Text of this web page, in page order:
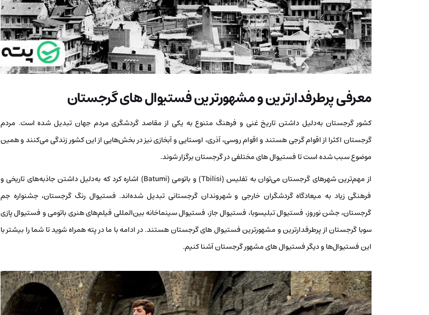
معرفی پرطرفدارترین و مشهورترین فستیوال های گرجستان
کشور گرجستان به‌دلیل داشتن تاریخ غنی و فرهنگ متنوع به یکی از مقاصد گردشگری مردم جهان تبدیل شده است. مردم
گرجستان اکثرا از اقوام گرجی هستند و اقوام روسی، آذری، اوستایی و آبخازی نیز در بخش‌هایی از این کشور زندگی می‌کنند و همین
موضوع سبب شده است تا فستیوال‌ های مختلفی در گرجستان برگزار شوند.
از مهم‌ترین شهرهای گرجستان می‌توان به تفلیس (Tbilisi) و باتومی (Batumi) اشاره کرد که به‌دلیل داشتن جاذبه‌های تاریخی و
فرهنگی زیاد به میعادگاه گردشگران خارجی و شهروندان گرجستانی تبدیل شده‌اند. فستیوال رنگ گرجستان، جشنواره جم
گرجستان، جشن نوروز، فستیوال تبلیسوبا، فستیوال جاز، فستیوال سینماخانه بین‌المللی فیلم‌های هنری باتومی و فستیوال پازی
سوبا گرجستان از پرطرفدارترین و مشهورترین فستیوال‌ های گرجستان هستند. در ادامه با ما در پته همراه شوید تا شما را بیشتر با
این فستیوال‌ها و دیگر فستیوال‌ های مشهور گرجستان آشنا کنیم.